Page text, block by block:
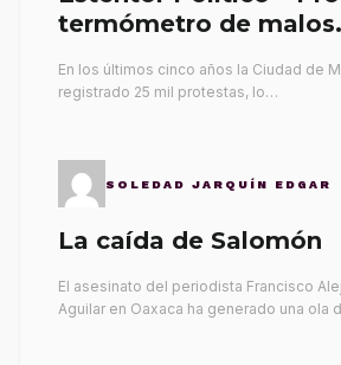
termómetro de malos
En los últimos cinco años la Ciudad de
registrado 25 mil protestas, lo…
SOLEDAD JARQUÍN EDGAR
La caída de Salomón
El asesinato del periodista Francisco
Aguilar en Oaxaca ha generado una ola